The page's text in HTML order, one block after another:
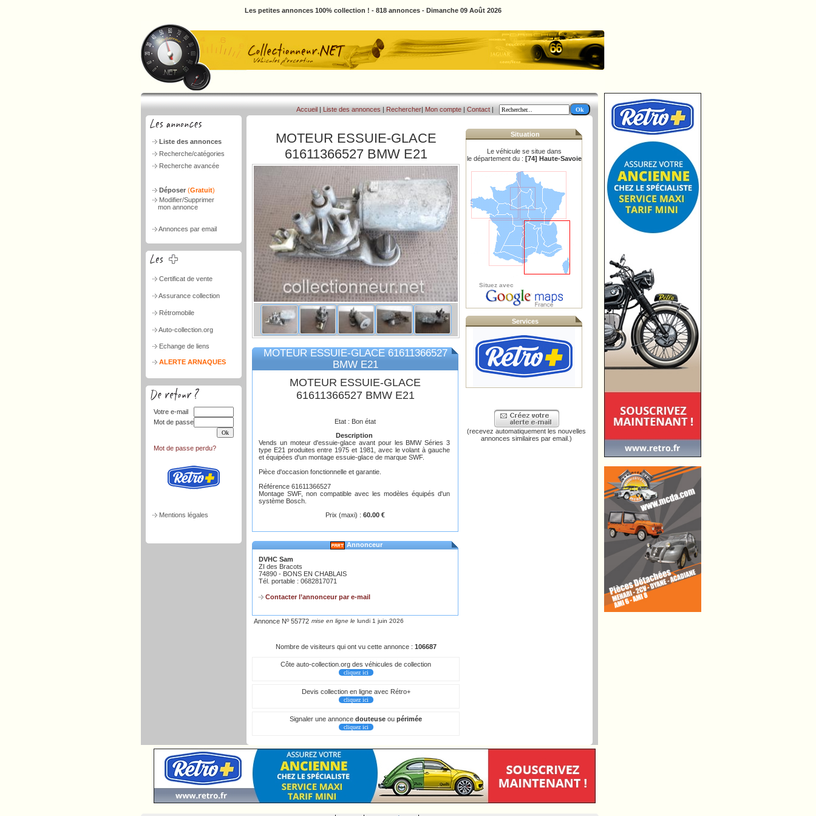
Les petites annonces 100% collection ! - 818 annonces - Dimanche 09 Août 2026
Liste des annonces
Recherche/catégories
Recherche avancée
Déposer (Gratuit)
Modifier/Supprimer
mon annonce
Annonces par email
Certificat de vente
Assurance collection
Rétromobile
Auto-collection.org
Echange de liens
ALERTE ARNAQUES
Votre e-mail
Mot de passe
Mot de passe perdu?
Mentions légales
Accueil | Liste des annonces | Rechercher| Mon compte | Contact |
MOTEUR ESSUIE-GLACE
61611366527 BMW E21
MOTEUR ESSUIE-GLACE 61611366527
BMW E21
MOTEUR ESSUIE-GLACE
61611366527 BMW E21
Etat : Bon état
Description
Vends un moteur d'essuie-glace avant pour les BMW Séries 3
type E21 produites entre 1975 et 1981, avec le volant à gauche
et équipées d'un montage essuie-glace de marque SWF.
Pièce d'occasion fonctionnelle et garantie.
Référence 61611366527
Montage SWF, non compatible avec les modèles équipés d'un
système Bosch.
Prix (maxi) : 60.00 €
Annonceur
DVHC Sam
ZI des Bracots
74890 - BONS EN CHABLAIS
Tél. portable : 0682817071
Contacter l’annonceur par e-mail
Annonce Nº 55772 mise en ligne le lundi 1 juin 2026
Nombre de visiteurs qui ont vu cette annonce : 106687
Côte auto-collection.org des véhicules de collection
cliquez ici
Devis collection en ligne avec Rétro+
cliquez ici
Signaler une annonce douteuse ou périmée
cliquez ici
Situation
Le véhicule se situe dans
le département du : [74] Haute-Savoie
Situez avec
Services
(recevez automatiquement les nouvelles
annonces similaires par email.)